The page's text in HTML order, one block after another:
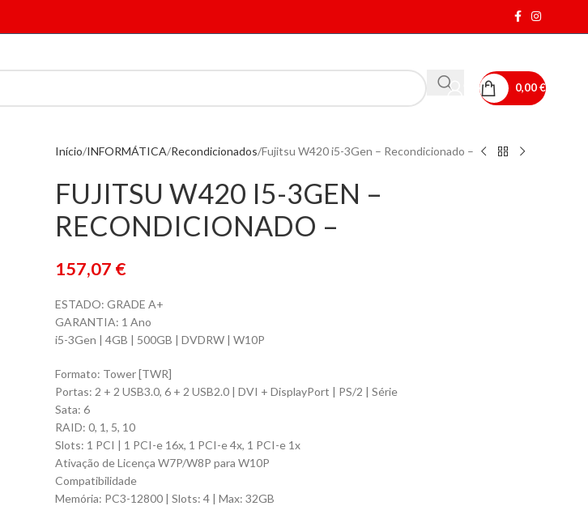
0,00€
Início INFORMÁTICA Recondicionados Fujitsu W420 i5-3Gen – Recondicionado –
FUJITSU W420 I5-3GEN –
RECONDICIONADO –
157,07 €
ESTADO: GRADE A+
GARANTIA: 1 Ano
i5-3Gen | 4GB | 500GB | DVDRW | W10P
Formato: Tower [TWR]
Portas: 2 + 2 USB3.0, 6 + 2 USB2.0 | DVI + DisplayPort | PS/2 | Série
Sata: 6
RAID: 0, 1, 5, 10
Slots: 1 PCI | 1 PCI-e 16x, 1 PCI-e 4x, 1 PCI-e 1x
Ativação de Licença W7P/W8P para W10P
Compatibilidade
Memória: PC3-12800 | Slots: 4 | Max: 32GB